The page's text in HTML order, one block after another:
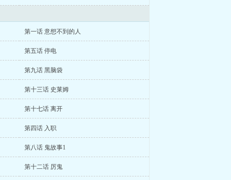
第一话 意想不到的人
第五话 停电
第九话 黑脑袋
第十三话 史莱姆
第十七话 离开
第四话 入职
第八话 鬼故事1
第十二话 厉鬼